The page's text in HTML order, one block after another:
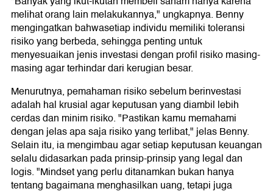
melihat orang lain melakukannya," ungkapnya. Benny
mengingatkan bahwasetiap individu memiliki toleransi
risiko yang berbeda, sehingga penting untuk
menyesuaikan jenis investasi dengan profil risiko masing-
masing agar terhindar dari kerugian besar.
Menurutnya, pemahaman risiko sebelum berinvestasi
adalah hal krusial agar keputusan yang diambil lebih
cerdas dan minim risiko. "Pastikan kamu memahami
dengan jelas apa saja risiko yang terlibat," jelas Benny.
Selain itu, ia mengimbau agar setiap keputusan keuangan
selalu didasarkan pada prinsip-prinsip yang legal dan
logis. "Mindset yang perlu ditanamkan bukan hanya
tentang bagaimana menghasilkan uang, tetapi juga